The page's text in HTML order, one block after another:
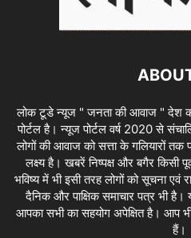
लोक टूडे न्यूज " जनता की आवाज " देश
पोर्टल है। न्यूज पोर्टल वर्ष 2020 से
लोगों की आवाज को सत्ता के गलियारों तक
लक्ष्य है। खबरें निष्पक्ष और बगैर किसी
भविष्य में भी इसी तरह लोगों को सूचना
दैनिक और पाक्षिक समाचार पत्र भी
आपका सभी का सहयोग अपेक्षित है। आप
हैं।